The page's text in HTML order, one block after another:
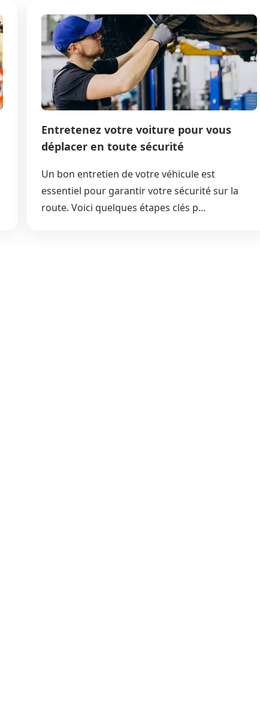
Entretenez votre voiture pour vous
déplacer en toute sécurité
Un bon entretien de votre véhicule est
essentiel pour garantir votre sécurité sur la
route. Voici quelques étapes clés p...